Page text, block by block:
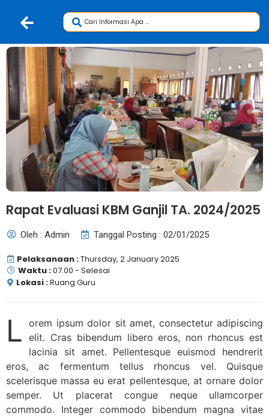
Rapat Evaluasi KBM Ganjil TA. 2024/2025
Oleh : Admin Tanggal Posting : 02/01/2025
Pelaksanaan :Thursday, 2 January 2025
Waktu :07.00 - Selesai
Lokasi :Ruang Guru
L orem ipsum dolor sit amet, consectetur adipiscing
elit. Cras bibendum libero eros, non rhoncus est
lacinia sit amet. Pellentesque euismod hendrerit
eros, ac fermentum tellus rhoncus vel. Quisque
scelerisque massa eu erat pellentesque, at ornare dolor
semper. Ut placerat congue neque ullamcorper
commodo. Integer commodo bibendum magna vitae